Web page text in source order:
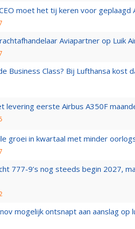
moet het tij keren voor geplaagd
Aviapartner op Luik
Business Class? Bij Lufthansa kost
levering eerste Airbus A350F
groei in kwartaal met minder
777-9’s nog steeds begin 2027,
mogelijk ontsnapt aan aanslag op